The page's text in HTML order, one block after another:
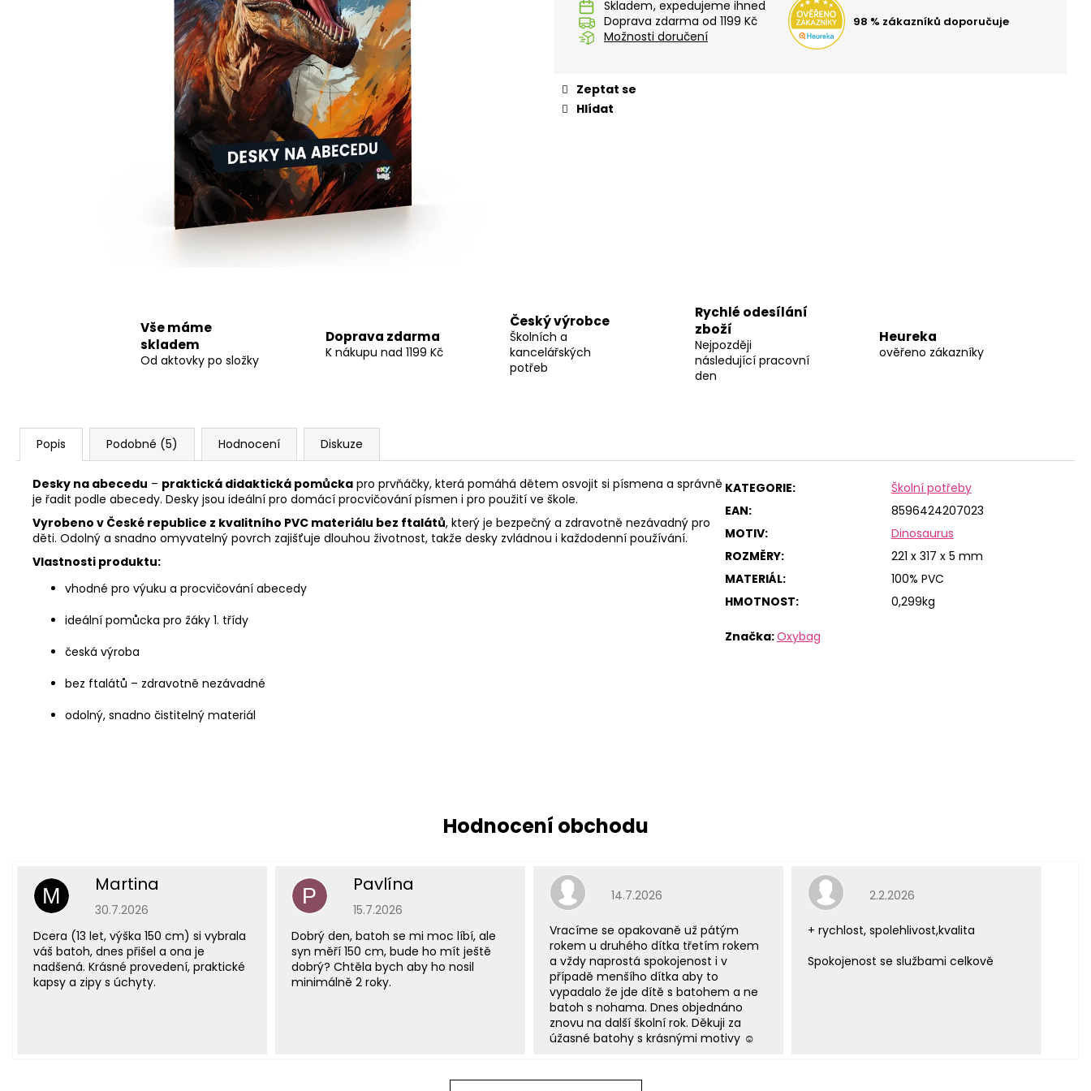
Skladem
Doprava zdarma od 1199 Kč
Možnosti doručení
98 % zákazníků doporučuje
Zeptat se
Hlídat
Vše máme
skladem
Od aktovky po složky
Doprava zdarma
K nákupu nad 1199 Kč
Český výrobce
Školních a
kancelářských
potřeb
Rychlé odesílání
zboží
Nejpozději
následující pracovní
den
Heureka
ověřeno zákazníky
Popis Podobné (5) Hodnocení Diskuze
KATEGORIE:
Školní potřeby
EAN:
8596424207023
MOTIV:
Dinosaurus
ROZMĚRY:
221 x 317 x 5 mm
MATERIÁL:
100% PVC
HMOTNOST: 0,299kg
Značka:Oxybag
Desky na abecedu – praktická didaktická pomůcka pro prvňáčky, která pomáhá dětem osvojit si písmena a správně
je řadit podle abecedy. Desky jsou ideální pro domácí procvičování písmen i pro použití ve škole.
Vyrobeno v České republice z kvalitního PVC materiálu bez ftalátů, který je bezpečný a zdravotně nezávadný pro
děti. Odolný a snadno omyvatelný povrch zajišťuje dlouhou životnost, takže desky zvládnou i každodenní používání.
Vlastnosti produktu:
vhodné pro výuku a procvičování abecedy
ideální pomůcka pro žáky 1. třídy
česká výroba
bez ftalátů – zdravotně nezávadné
odolný, snadno čistitelný materiál
M Martina
Hodnocení obchodu je 5 z 5 hvězdiček.
30.7.2026
Dcera (13 let, výška 150 cm) si vybrala
váš batoh, dnes přišel a ona je
nadšená. Krásné provedení, praktické
kapsy a zipy s úchyty.
P Pavlína
Hodnocení obchodu je 5 z 5 hvězdiček.
15.7.2026
Dobrý den, batoh se mi moc líbí, ale
syn měří 150 cm, bude ho mít ještě
dobrý? Chtěla bych aby ho nosil
minimálně 2 roky.
Hodnocení obchodu je 5 z 5 hvězdiček.
14.7.2026
Vracíme se opakovaně už pátým
rokem u druhého dítka třetím rokem
a vždy naprostá spokojenost i v
případě menšího dítka aby to
vypadalo že jde dítě s batohem a ne
batoh s nohama. Dnes objednáno
znovu na další školní rok. Děkuji za
úžasné batohy s krásnými motivy ☺️
Hodnocení obchodu je 5 z 5 hvězdiček.
2.2.2026
+ rychlost, spolehlivost,kvalita
Spokojenost se službami celkově
LÁHEV OXY CLICK 600 ML GALAXY
STUDENTSKÝ BATOH OXY SCOOLER
DOTS PINK
1 449 Kč
STUDENTSKÝ BATOH OXY SCOOLER
GRAFFITI PINK
1 449 Kč